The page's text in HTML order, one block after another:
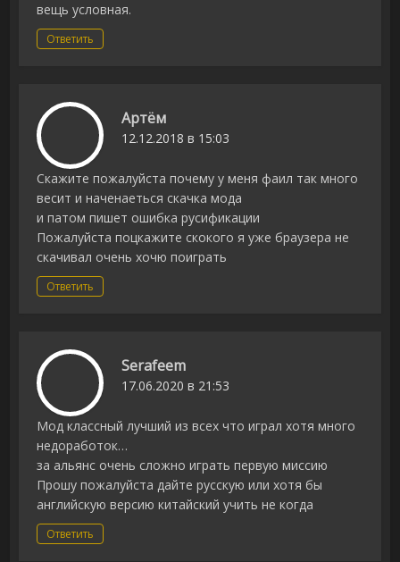
вещь условная.
Ответить
Артём
12.12.2018 в 15:03
Скажите пожалуйста почему у меня фаил так много
весит и наченаеться скачка мода
и патом пишет ошибка русификации
Пожалуйста поцкажите скокого я уже браузера не
скачивал очень хочю поиграть
Ответить
Serafeem
17.06.2020 в 21:53
Мод классный лучший из всех что играл хотя много
недоработок…
за альянс очень сложно играть первую миссию
Прошу пожалуйста дайте русскую или хотя бы
английскую версию китайский учить не когда
Ответить